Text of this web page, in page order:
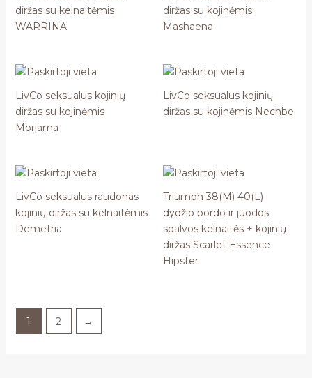
diržas su kelnaitėmis
WARRINA
diržas su kojinėmis
Mashaena
LivCo seksualus kojinių
diržas su kojinėmis
Morjama
LivCo seksualus kojinių
diržas su kojinėmis Nechbe
LivCo seksualus raudonas
kojinių diržas su kelnaitėmis
Demetria
Triumph 38(M) 40(L)
dydžio bordo ir juodos
spalvos kelnaitės + kojinių
diržas Scarlet Essence
Hipster
1 2 →